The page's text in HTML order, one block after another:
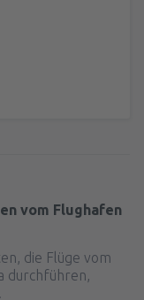
vom Flughafen
die Flüge vom
durchführen,